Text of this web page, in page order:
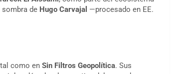
de Hugo Carvajal —procesado en EE.
como en Sin Filtros Geopolítica. Sus